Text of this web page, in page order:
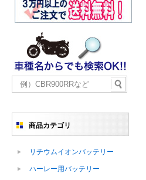
商品カテゴリ
リチウムイオンバッテリー
ハーレー用バッテリー